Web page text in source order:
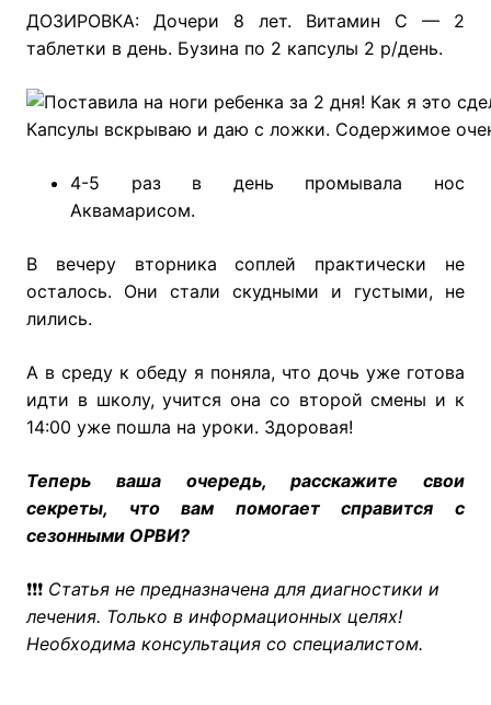
ДОЗИРОВКА: Дочери 8 лет. Витамин С — 2
таблетки в день. Бузина по 2 капсулы 2 р/день.
Капсулы вскрываю и даю с ложки. Содержимое
4-5 раз в день промывала нос
Аквамарисом.
В вечеру вторника соплей практически не
осталось. Они стали скудными и густыми, не
лились.
А в среду к обеду я поняла, что дочь уже готова
идти в школу, учится она со второй смены и к
14:00 уже пошла на уроки. Здоровая!
Теперь ваша очередь, расскажите свои
секреты, что вам помогает справится с
сезонными ОРВИ?
❗❗❗ Статья не предназначена для диагностики и
лечения. Только в информационных целях!
Необходима консультация со специалистом.